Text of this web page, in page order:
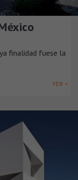
finalidad fuese la
VER +